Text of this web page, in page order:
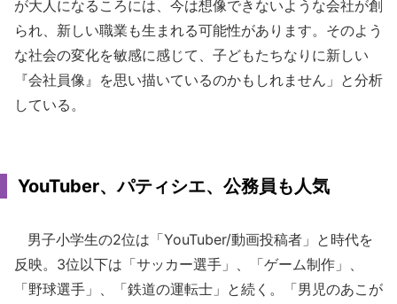
が大人になるころには、今は想像できないような会社が創
られ、新しい職業も生まれる可能性があります。そのよう
な社会の変化を敏感に感じて、子どもたちなりに新しい
『会社員像』を思い描いているのかもしれません」と分析
している。
YouTuber、パティシエ、公務員も人気
男子小学生の2位は「YouTuber/動画投稿者」と時代を
反映。3位以下は「サッカー選手」、「ゲーム制作」、
「野球選手」、「鉄道の運転士」と続く。「男児のあこが